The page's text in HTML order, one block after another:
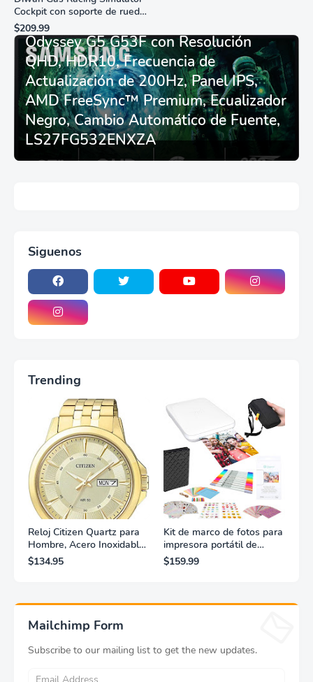
Cockpit con soporte de rueda
de carreras plegable y
asiento - Logitech
G29/920/923/27/25,
Thrustmaster
T248/X/T300RS/T150/458/TX
$209.99
Monitor Gamer SAMSUNG 27”
Odyssey G5 G53F con Resolución
QHD, HDR10, Frecuencia de
Actualización de 200Hz, Panel IPS,
AMD FreeSync™ Premium, Ecualizador
Negro, Cambio Automático de Fuente,
LS27FG532ENXZA
Siguenos
Trending
Reloj Citizen Quartz para
Hombre, Acero Inoxidable,
Clásico, Dorado
$134.95
Kit de marco de fotos para
impresora portátil de
fotografías y vídeos
Lifeprint 3x4,5 (blanca)
$159.99
Mailchimp Form
Subscribe to our mailing list to get the new updates.